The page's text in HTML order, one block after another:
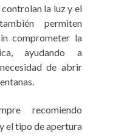
la luz y el
permiten
comprometer la
ayudando a
de abrir
recomiendo
el tipo de apertura